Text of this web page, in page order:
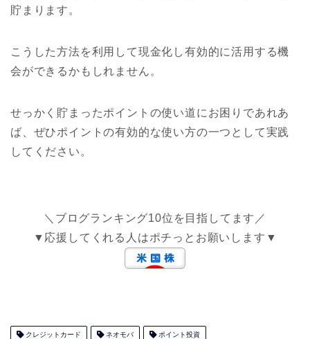
貯まります。
こうした方法を利用して現金化し有効的に活用する機
会ができるかもしれません。
せっかく貯まったポイントの使い道にお困りであれあ
ば、ぜひポイントの有効的な使い方の一つとして実践
してください。
＼ブログランキング10位を目指してます／
▼応援してくれる人はポチっとお願いします▼
クレジットカード ネオモバ ポイント投資